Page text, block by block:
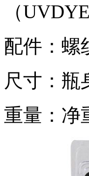
（UVDYE
配件：螺
尺寸：瓶
重量：净